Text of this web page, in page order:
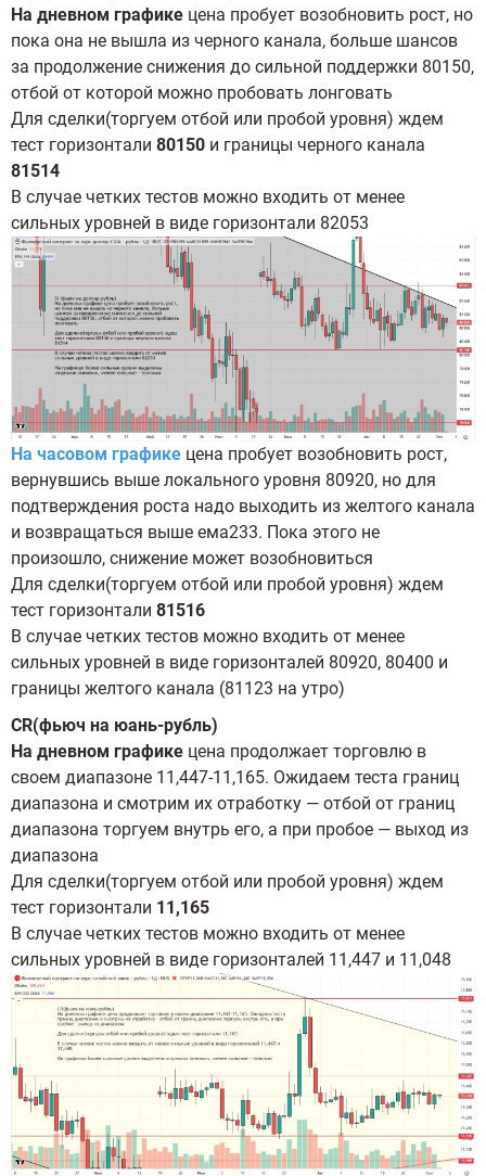
На дневном графике цена пробует возобновить рост, но
пока она не вышла из черного канала, больше шансов
за продолжение снижения до сильной поддержки 80150,
отбой от которой можно пробовать лонговать
Для сделки(торгуем отбой или пробой уровня) ждем
тест горизонтали 80150 и границы черного канала
81514
В случае четких тестов можно входить от менее
сильных уровней в виде горизонтали 82053
На часовом графике цена пробует возобновить рост,
вернувшись выше локального уровня 80920, но для
подтверждения роста надо выходить из желтого канала
и возвращаться выше ема233. Пока этого не
произошло, снижение может возобновиться
Для сделки(торгуем отбой или пробой уровня) ждем
тест горизонтали 81516
В случае четких тестов можно входить от менее
сильных уровней в виде горизонталей 80920, 80400 и
границы желтого канала (81123 на утро)
CR(фьюч на юань-рубль)
На дневном графике цена продолжает торговлю в
своем диапазоне 11,447-11,165. Ожидаем теста границ
диапазона и смотрим их отработку — отбой от границ
диапазона торгуем внутрь его, а при пробое — выход из
диапазона
Для сделки(торгуем отбой или пробой уровня) ждем
тест горизонтали 11,165
В случае четких тестов можно входить от менее
сильных уровней в виде горизонталей 11,447 и 11,048